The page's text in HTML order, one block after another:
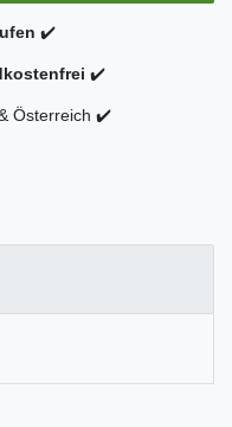
✔️
✔️
Österreich ✔️